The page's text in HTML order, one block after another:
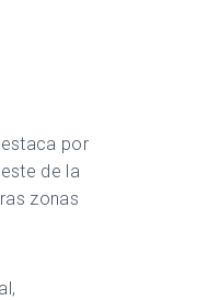
por
de la
zonas